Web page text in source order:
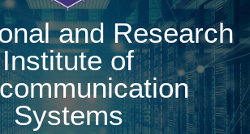
and Research
Institute of
Systems